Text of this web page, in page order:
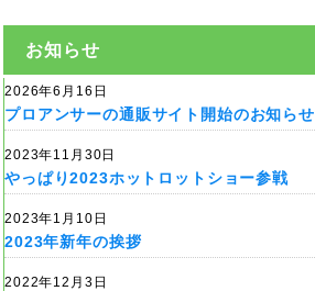
お知らせ
2026年6月16日
プロアンサーの通販サイト開始のお知らせ
2023年11月30日
やっぱり2023ホットロットショー参戦
2023年1月10日
2023年新年の挨拶
2022年12月3日